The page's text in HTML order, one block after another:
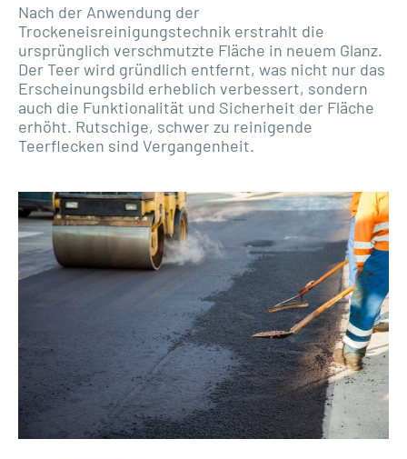
Nach der Anwendung der
Trockeneisreinigungstechnik erstrahlt die
ursprünglich verschmutzte Fläche in neuem Glanz.
Der Teer wird gründlich entfernt, was nicht nur das
Erscheinungsbild erheblich verbessert, sondern
auch die Funktionalität und Sicherheit der Fläche
erhöht. Rutschige, schwer zu reinigende
Teerflecken sind Vergangenheit.